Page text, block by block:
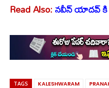
Read Also:నవీన్ యాదవ్ కి
TAGS KALESHWARAM